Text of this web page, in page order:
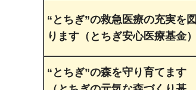
“とちぎ”の救急医療の充実を図
ります（とちぎ安心医療基金）
“とちぎ”の森を守り育てます